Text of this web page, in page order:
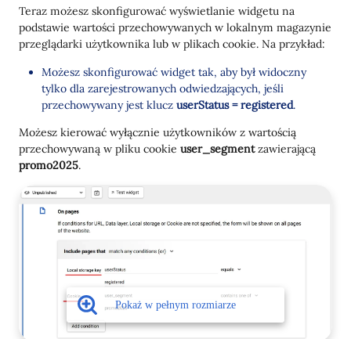
Teraz możesz skonfigurować wyświetlanie widgetu na
podstawie wartości przechowywanych w lokalnym magazynie
przeglądarki użytkownika lub w plikach cookie. Na przykład:
Możesz skonfigurować widget tak, aby był widoczny
tylko dla zarejestrowanych odwiedzających, jeśli
przechowywany jest klucz userStatus = registered.
Możesz kierować wyłącznie użytkowników z wartością
przechowywaną w pliku cookie user_segmentzawierającą
promo2025.